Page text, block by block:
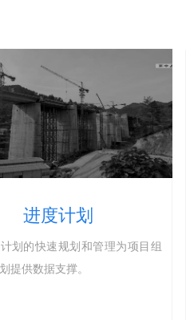
提供丰富多样的施工技术处
块。